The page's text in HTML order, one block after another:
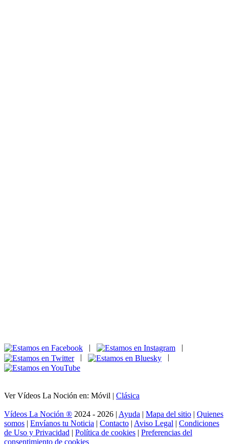
|
|
|
|
Ver Vídeos La Noción en: Móvil | Clásica
Vídeos La Noción ® 2024 - 2026 | Ayuda | Mapa del sitio | Quienes
somos | Envíanos tu Noticia | Contacto | Aviso Legal | Condiciones
de Uso y Privacidad | Política de cookies | Preferencias del
consentimiento de cookies